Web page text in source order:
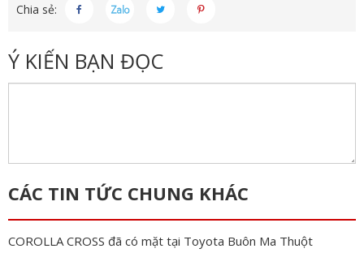
Chia sẻ:
Ý KIẾN BẠN ĐỌC
CÁC TIN TỨC CHUNG KHÁC
COROLLA CROSS đã có mặt tại Toyota Buôn Ma Thuột